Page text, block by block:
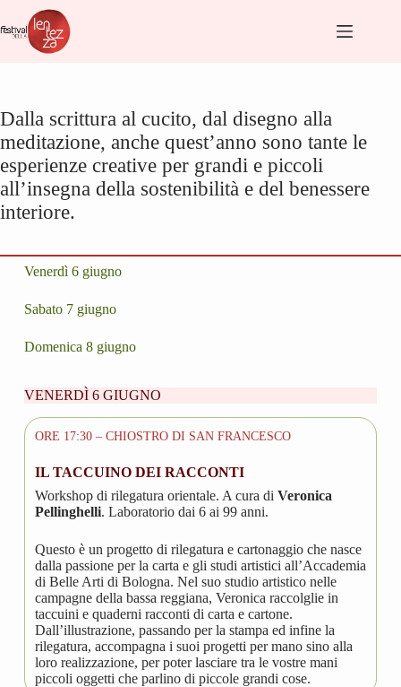
al
contenuto
Dalla scrittura al cucito, dal disegno alla
meditazione, anche quest’anno sono tante le
esperienze creative per grandi e piccoli
all’insegna della sostenibilità e del benessere
interiore.
Venerdì 6 giugno
Sabato 7 giugno
Domenica 8 giugno
VENERDÌ 6 GIUGNO
ORE 17:30 – CHIOSTRO DI SAN FRANCESCO
IL TACCUINO DEI RACCONTI
Workshop di rilegatura orientale. A cura di Veronica
Pellinghelli. Laboratorio dai 6 ai 99 anni.
Questo è un progetto di rilegatura e cartonaggio che nasce
dalla passione per la carta e gli studi artistici all’Accademia
di Belle Arti di Bologna. Nel suo studio artistico nelle
campagne della bassa reggiana, Veronica raccolglie in
taccuini e quaderni racconti di carta e cartone.
Dall’illustrazione, passando per la stampa ed infine la
rilegatura, accompagna i suoi progetti per mano sino alla
loro realizzazione, per poter lasciare tra le vostre mani
piccoli oggetti che parlino di piccole grandi cose.